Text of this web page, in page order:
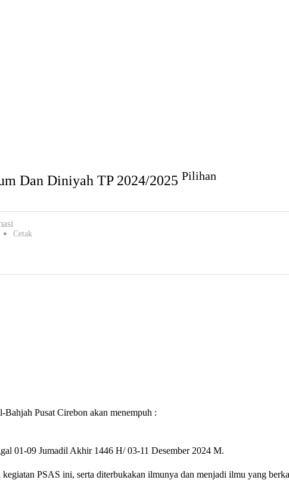
Dan Diniyah TP 2024/2025 Pilihan
Cetak
Pusat Cirebon akan menempuh :
01-09 Jumadil Akhir 1446 H/ 03-11 Desember 2024 M.
PSAS ini, serta diterbukakan ilmunya dan menjadi ilmu yang